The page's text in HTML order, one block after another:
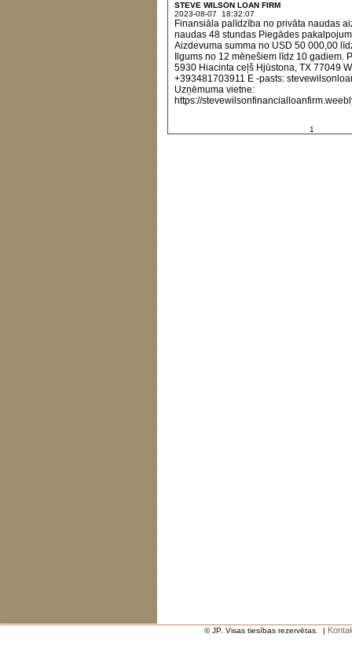
STEVE WILSON LOAN FIRM
2023-08-07 18:32:07
Finansiāla palīdzība no privāta naudas
naudas 48 stundas Piegādes
Aizdevuma summa no USD 50 000,00
Ilgums no 12 mēnešiem līdz 10 gadiem.
5930 Hiacinta ceļš Hjūstona, TX 77049
+393481703911 E -pasts:
Uzņēmuma vietne:
https://
1
© JP. Visas tiesības rezervētas. |